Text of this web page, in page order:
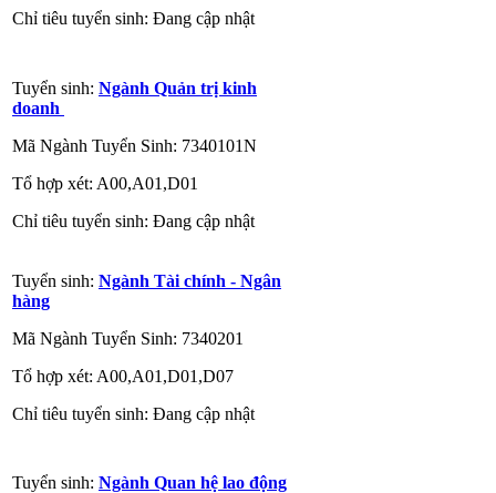
Chỉ tiêu tuyển sinh: Đang cập nhật
Tuyển sinh: Ngành Quản trị kinh
doanh
Mã Ngành Tuyển Sinh: 7340101N
Tổ hợp xét: A00,A01,D01
Chỉ tiêu tuyển sinh: Đang cập nhật
Tuyển sinh: Ngành Tài chính - Ngân
hàng
Mã Ngành Tuyển Sinh: 7340201
Tổ hợp xét: A00,A01,D01,D07
Chỉ tiêu tuyển sinh: Đang cập nhật
Tuyển sinh: Ngành Quan hệ lao động